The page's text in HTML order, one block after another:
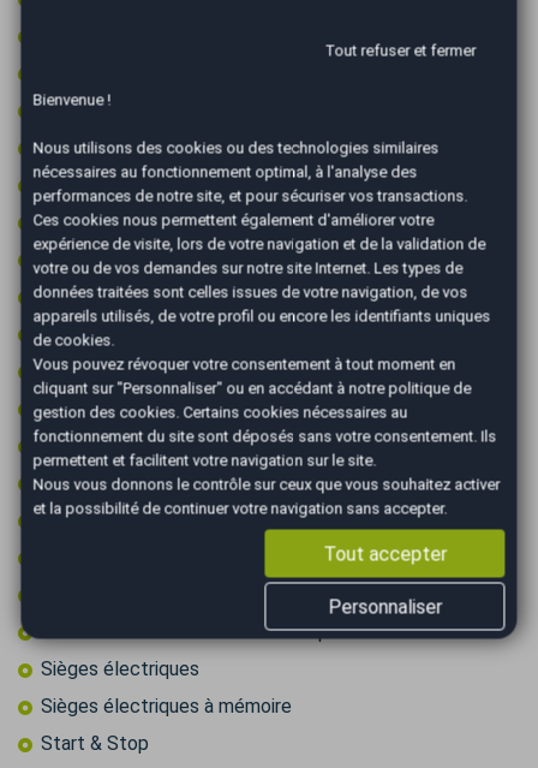
Contrôle technique ok
Détecteur de pluie
Fixations ISOFIX
Frein à main électrique
Intérieur semi-cuir
Jantes 19 pouces
Jantes aluminium
Limiteur de vitesse
Ordinateur de bord
Ouverture du coffre électrique
Peinture integrale
Prise 12v
Rétroviseurs rabattables électriquement
Sièges électriques
Sièges électriques à mémoire
Start & Stop
Tout refuser et fermer
Bienvenue !
Nous utilisons des cookies ou des technologies similaires
nécessaires au fonctionnement optimal, à l'analyse des
performances de notre site, et pour sécuriser vos transactions.
Ces cookies nous permettent également d'améliorer votre
expérience de visite, lors de votre navigation et de la validation de
votre ou de vos demandes sur notre site Internet. Les types de
données traitées sont celles issues de votre navigation, de vos
appareils utilisés, de votre profil ou encore les identifiants uniques
de cookies.
Vous pouvez révoquer votre consentement à tout moment en
cliquant sur "Personnaliser" ou en accédant à notre politique de
gestion des cookies. Certains cookies nécessaires au
fonctionnement du site sont déposés sans votre consentement. Ils
permettent et facilitent votre navigation sur le site.
Nous vous donnons le contrôle sur ceux que vous souhaitez activer
et la possibilité de continuer votre navigation sans accepter.
Tout accepter
Personnaliser